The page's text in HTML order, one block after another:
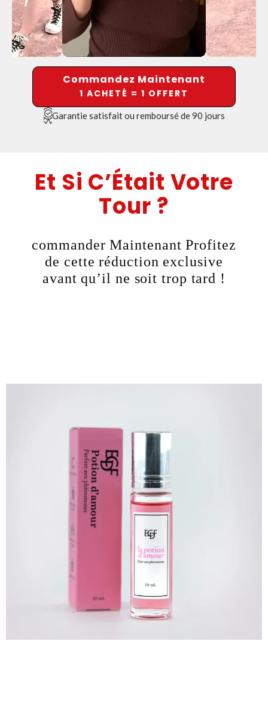
Commandez Maintenant
1 ACHETÉ = 1 OFFERT
Garantie satisfait ou remboursé de 90 jours
Et Si C’Était Votre
Tour ?
commander Maintenant Profitez
de cette réduction exclusive
avant qu’il ne soit trop tard !